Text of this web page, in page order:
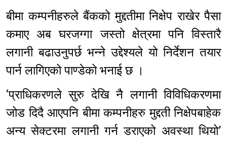
बीमा कम्पनीहरुले बैंकको मुद्दतीमा निक्षेप राखेर पैसा
कमाए अब घरजग्गा जस्तो क्षेत्रमा पनि विस्तारै
लगानी बढाउनुपर्छ भन्ने उद्देश्यले यो निर्देशन तयार
पार्न लागिएको पाण्डेको भनाई छ ।
‘प्राधिकरणले सुरु देखि नै लगानी विविधिकरणमा
जोड दिदै आएपनि बीमा कम्पनीहरु मुद्दती निक्षेपबाहेक
अन्य सेक्टरमा लगानी गर्न डराएको अवस्था थियो’